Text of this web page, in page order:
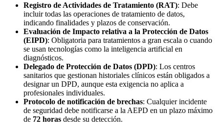
Registro de Actividades de Tratamiento (RAT): Debe
incluir todas las operaciones de tratamiento de datos,
indicando finalidades y plazos de conservación.
Evaluación de Impacto relativa a la Protección de Datos
(EIPD): Obligatoria para tratamientos a gran escala o cuando
se usan tecnologías como la inteligencia artificial en
diagnósticos.
Delegado de Protección de Datos (DPD): Los centros
sanitarios que gestionan historiales clínicos están obligados a
designar un DPD, aunque esta exigencia no aplica a
profesionales individuales.
Protocolo de notificación de brechas: Cualquier incidente
de seguridad debe notificarse a la AEPD en un plazo máximo
de 72 horas desde su detección.